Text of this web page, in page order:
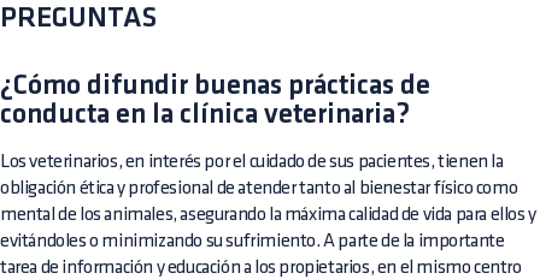
PREGUNTAS
¿Cómo difundir buenas prácticas de
conducta en la clínica veterinaria?
Los veterinarios, en interés por el cuidado de sus pacientes, tienen la
obligación ética y profesional de atender tanto al bienestar físico como
mental de los animales, asegurando la máxima calidad de vida para ellos y
evitándoles o minimizando su sufrimiento. A parte de la importante
tarea de información y educación a los propietarios, en el mismo centro